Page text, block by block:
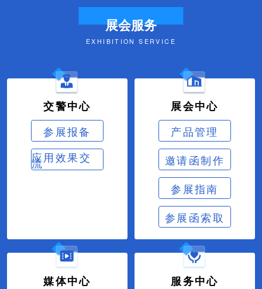
展会服务
EXHIBITION SERVICE
交警中心
参展报备
应用效果交
流
展会中心
产品管理
邀请函制作
参展指南
参展函索取
媒体中心
服务中心